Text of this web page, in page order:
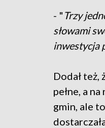
- " Trzy
słowami
inwestycja
Dodał
pełne, a
gmin, ale